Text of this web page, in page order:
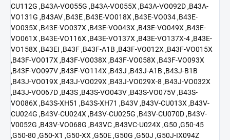
CU112G ,B43A-VO055G ,B43A-VO055X ,B43A-VO092D ,B43A-
VO131G ,B43AV ,B43E ,B43E-VO018X ,B43E-VO034 ,B43E-
VO035X ,B43E-VO037X ,B43E-VO043X ,B43E-VO049X ,B43E-
VO061X ,B43E-VO116X ,B43E-VO137X ,B43E-VO137X-4 ,B43E-
VO158X ,B43EI ,B43F ,B43F-A1B ,B43F-VO012X ,B43F-VO015X
,B43F-VO017X ,B43F-VO038X ,B43F-VO058X ,B43F-VO093X
,B43F-VO097V ,B43F-VO114X ,B43J ,B43J-A1B ,B43J-B1B
,B43J-VO019X ,B43J-VO029X ,B43J-VO029X-8 ,B43J-VO032X
,B43J-VO067D ,B43S ,B43S-VO043V ,B43S-VO075V ,B43S-
VO086X ,B43S-XH51 ,B43S-XH71 ,B43V ,B43V-CU013X ,B43V-
CU024G ,B43V-CU024X ,B43V-CU025G ,B43V-CU070D ,B43V-
V0052G ,B43V-VO068G ,B43VC ,B43VC-U024X ,G50 ,G50-45
,G50-80 ,G50-X1 ,G50-XX ,G50E ,G50G ,G50J ,G50J-IX094Z